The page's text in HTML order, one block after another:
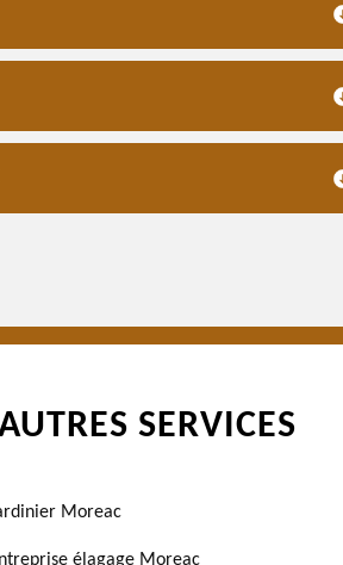
SERVICES
Moreac
élagage Moreac